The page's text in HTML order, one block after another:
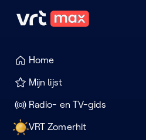
Naar hoofdinhoud
Home
Mijn lijst
Radio- en TV-gids
VRT Zomerhit